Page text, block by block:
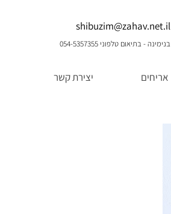
shibuzim@zahav.net.il
בנימינה - בתיאום טלפוני 054-5357355
אריחים יצירת קשר